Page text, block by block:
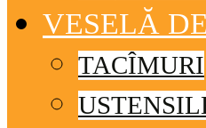
VESELĂ
TACÎMURI